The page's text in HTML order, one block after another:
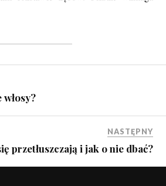
NASTĘPNY
przetłuszczają i jak o nie dbać?